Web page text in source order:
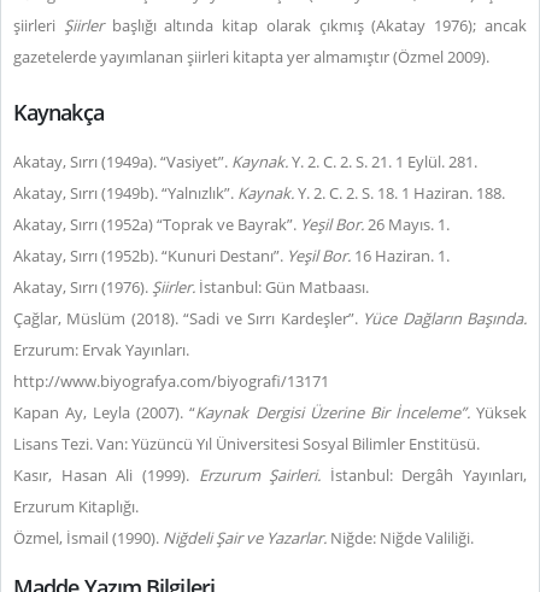
şiirleri Şiirler başlığı altında kitap olarak çıkmış (Akatay 1976); ancak
gazetelerde yayımlanan şiirleri kitapta yer almamıştır (Özmel 2009).
Kaynakça
Akatay, Sırrı (1949a). “Vasiyet”. Kaynak.Y. 2. C. 2. S. 21. 1 Eylül. 281.
Akatay, Sırrı (1949b). “Yalnızlık”. Kaynak.Y. 2. C. 2. S. 18. 1 Haziran. 188.
Akatay, Sırrı (1952a) “Toprak ve Bayrak”. Yeşil Bor.26 Mayıs. 1.
Akatay, Sırrı (1952b). “Kunuri Destanı”. Yeşil Bor. 16 Haziran. 1.
Akatay, Sırrı (1976). Şiirler. İstanbul: Gün Matbaası.
Çağlar, Müslüm (2018). “Sadi ve Sırrı Kardeşler”. Yüce Dağların Başında.
Erzurum: Ervak Yayınları.
http://www.biyografya.com/biyografi/13171
Kapan Ay, Leyla (2007). “Kaynak Dergisi Üzerine Bir İnceleme”.Yüksek
Lisans Tezi. Van: Yüzüncü Yıl Üniversitesi Sosyal Bilimler Enstitüsü.
Kasır, Hasan Ali (1999). Erzurum Şairleri. İstanbul: Dergâh Yayınları,
Erzurum Kitaplığı.
Özmel, İsmail (1990). Niğdeli Şair ve Yazarlar. Niğde: Niğde Valiliği.